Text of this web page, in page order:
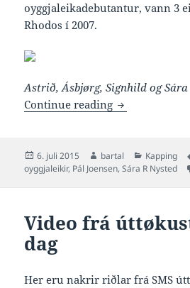
oyggjaleikadebutantur, vann 3
Rhodos í 2007.
Astrið, Ásbjørg, Signhild og Sára
Continue reading Listin yvir
Posted
on
6. juli 2015 Author
bartal Categories
Kapping
oyggjaleikir, Pál Joensen,Sára R Nysted
Video frá
dag
Her eru nakrir riðlar frá SMS